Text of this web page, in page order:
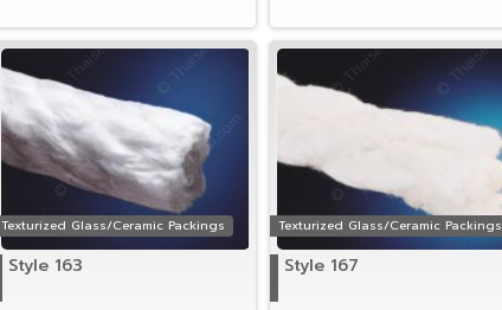
Texturized Glass/Ceramic Packings
Style 163
Texturized Glass/Ceramic Packings
Style 167